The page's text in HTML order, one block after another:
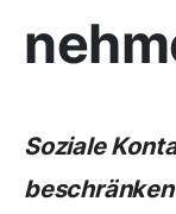
Soziale
beschränken